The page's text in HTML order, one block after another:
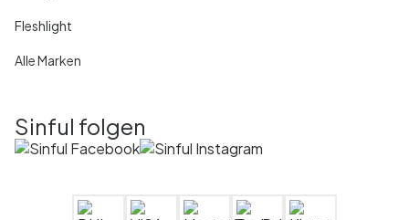
Fleshlight
Alle Marken
Sinful folgen